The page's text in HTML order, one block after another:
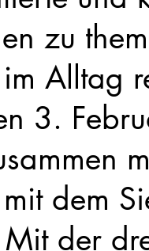
zu
Alltag
3.
dem
der